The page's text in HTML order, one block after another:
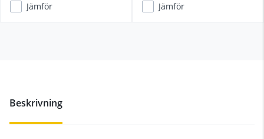
Jämför Jämför
Beskrivning